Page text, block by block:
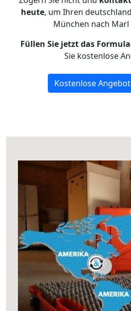
heute, um Ihren
München nach Marl
Füllen Sie jetzt das
Sie kostenlose
Kostenlose